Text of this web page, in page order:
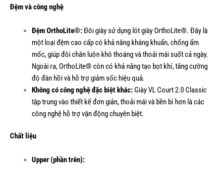
Đệm và công nghệ
Đệm OrthoLite®:Đôi giày sử dụng lót giày OrthoLite®. Đây là
một loại đệm cao cấp có khả năng kháng khuẩn, chống ẩm
mốc, giúp đôi chân luôn khô thoáng và thoải mái suốt cả ngày.
Ngoài ra, OrthoLite® còn có khả năng tạo bọt khí, tăng cường
độ đàn hồi và hỗ trợ giảm sốc hiệu quả.
Không có công nghệ đặc biệt khác:Giày VL Court 2.0 Classic
tập trung vào thiết kế đơn giản, thoải mái và bền bỉ hơn là các
công nghệ hỗ trợ vận động chuyên biệt.
Chất liệu
Upper (phần trên):